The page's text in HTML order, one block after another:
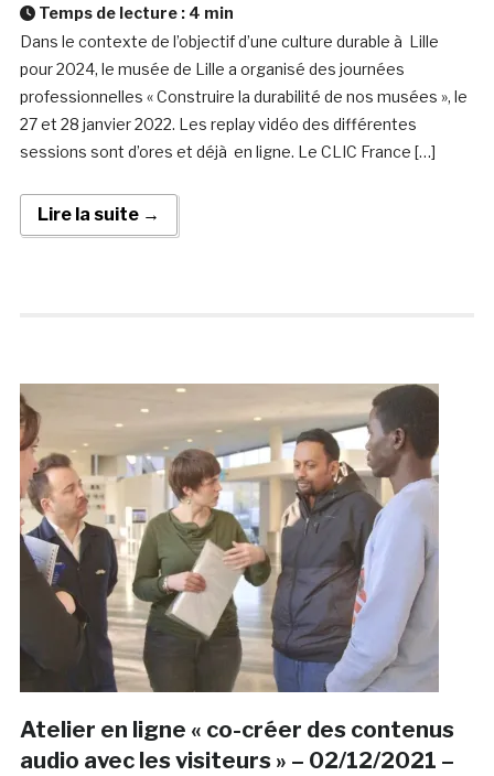
Temps de lecture : 4 min
Dans le contexte de l’objectif d’une culture durable à Lille
pour 2024, le musée de Lille a organisé des journées
professionnelles « Construire la durabilité de nos musées », le
27 et 28 janvier 2022. Les replay vidéo des différentes
sessions sont d’ores et déjà en ligne. Le CLIC France […]
Lire la suite →
Atelier en ligne « co-créer des contenus
audio avec les visiteurs » – 02/12/2021 –